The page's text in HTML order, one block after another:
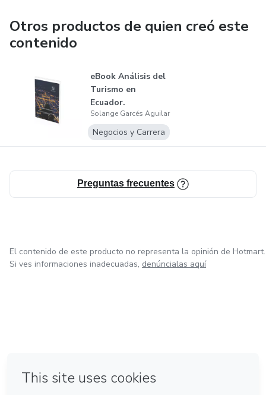
Otros productos de quien creó este
contenido
eBook Análisis del
Turismo en
Ecuador.
Perspectiva
Turismo-E...
Solange Garcés Aguilar
Negocios y Carrera
Preguntas frecuentes
El contenido de este producto no representa la opinión de Hotmart.
Si ves informaciones inadecuadas, denúncialas aquí
Hecho con❤ en Ciudad de México